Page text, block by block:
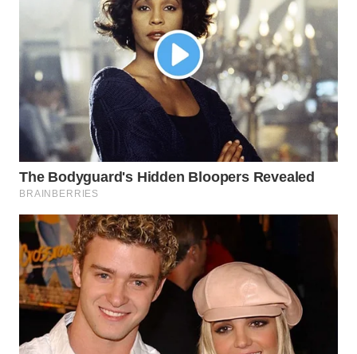
SELATAN
WN
TANJUNG
LESUNG
WN
KARO
SIMALUNGUN
WN
LABUHANBATU
WN
TAPANULI